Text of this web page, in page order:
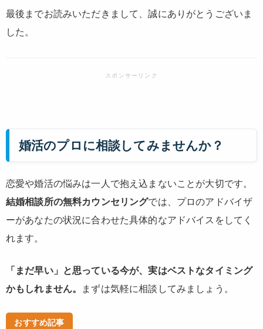
最後までお読みいただきまして、誠にありがとうございま
した。
婚活のプロに相談してみませんか？
恋愛や婚活の悩みは一人で抱え込まないことが大切です。
結婚相談所の無料カウンセリングでは、プロのアドバイザ
ーがあなたの状況に合わせた具体的なアドバイスをしてく
れます。
「まだ早い」と思っている今が、実はベストなタイミング
かもしれません。
まずは気軽に相談してみましょう。
おすすめ記事